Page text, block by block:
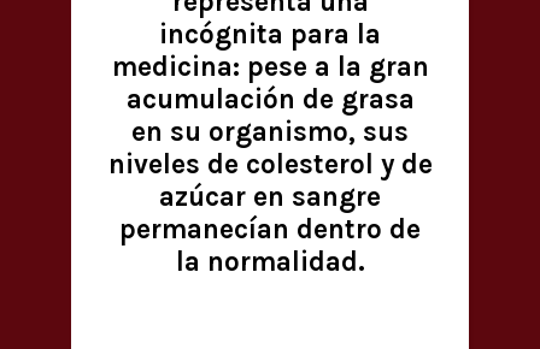
incógnita para la
medicina: pese a la gran
acumulación de grasa
en su organismo, sus
niveles de colesterol y de
azúcar en sangre
permanecían dentro de
la normalidad.